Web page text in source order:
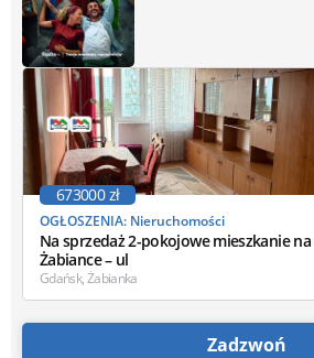
OGŁOSZENIA: Nieruchomości
Na sprzedaż 2-pokojowe mieszkanie na
Żabiance – ul
673000 zł
Gdańsk, Żabianka
Zadzwoń